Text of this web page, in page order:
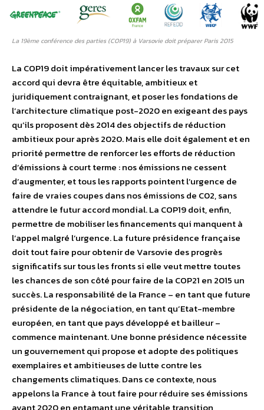
La 19ème conférence des parties (COP19) à Varsovie doit préparer Paris 2015
La COP19 doit impérativement lancer les travaux sur cet
accord qui devra être équitable, ambitieux et
juridiquement contraignant, et poser les fondations de
l’architecture climatique post-2020 en exigeant des pays
qu’ils proposent dès 2014 des objectifs de réduction
ambitieux pour après 2020. Mais elle doit également et en
priorité permettre de renforcer les efforts de réduction
d’émissions à court terme : nos émissions ne cessent
d’augmenter, et tous les rapports pointent l’urgence de
faire de vraies coupes dans nos émissions de C02, sans
attendre le futur accord mondial. La COP19 doit, enfin,
permettre de mobiliser les financements qui manquent à
l’appel malgré l’urgence. La future présidence française
doit tout faire pour obtenir de Varsovie des progrès
significatifs sur tous les fronts si elle veut mettre toutes
les chances de son côté pour faire de la COP21 en 2015 un
succès. La responsabilité de la France – en tant que future
présidente de la négociation, en tant qu’Etat-membre
européen, en tant que pays développé et bailleur –
commence maintenant. Une bonne présidence nécessite
un gouvernement qui propose et adopte des politiques
exemplaires et ambitieuses de lutte contre les
changements climatiques. Dans ce contexte, nous
appelons la France à tout faire pour réduire ses émissions
avant 2020 en entamant une véritable transition